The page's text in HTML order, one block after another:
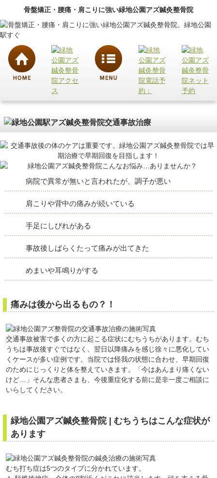
骨盤矯正・腰痛・肩こりに強い緑地公園アズ鍼灸整骨院
病院で異常が無いと言われたが、調子が悪い
肩こりや背中の痛みが続いている
手足にしびれがある
事故後しばらくたって痛みが出てきた
めまいや耳鳴りがする
痛みは後から出るもの？！
交通事故被害で多くの方に起こる症状にむちうちがあります。むち
うちは事故後すぐではなく、翌日以降痛みを感じ徐々に悪化してい
くケースが多い症例です。当院では怪我の状態に合わせ、早期回復
のためにじっくりと体を整えていきます。「今はあんまり痛くない
けど…」そんな患者さまも、今後重症化する前に是非一度ご相談に
いらしてください。
緑地公園アズ鍼灸整骨院 | むちうちはこんな症状が
あります
むち打ち症は5つのタイプに分かれています。